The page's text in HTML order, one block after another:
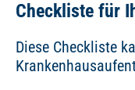
Checkliste für
Diese Checkliste